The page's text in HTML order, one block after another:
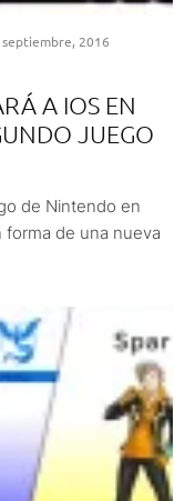
2016
A IOS EN
JUEGO
de Nintendo en
forma de una nueva